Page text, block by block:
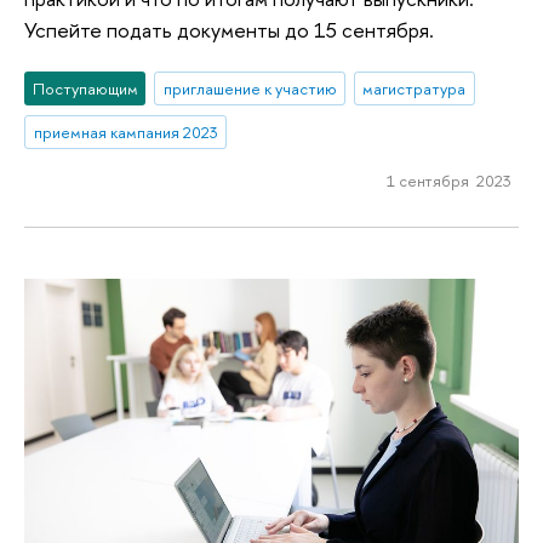
Успейте подать документы до 15 сентября.
Поступающим приглашение к участию
магистратура
приемная кампания 2023
1 сентября 2023